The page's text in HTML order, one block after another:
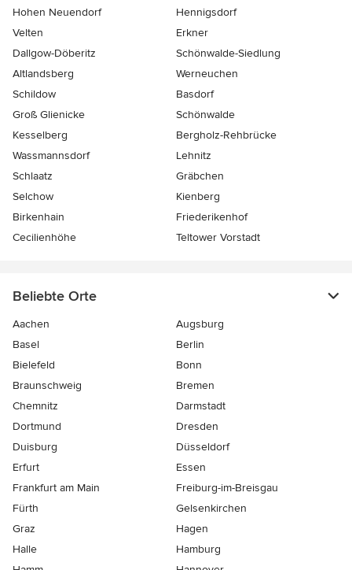
Hohen Neuendorf
Hennigsdorf
Velten
Erkner
Dallgow-Döberitz
Schönwalde-Siedlung
Altlandsberg
Werneuchen
Schildow
Basdorf
Groß Glienicke
Schönwalde
Kesselberg
Bergholz-Rehbrücke
Wassmannsdorf
Lehnitz
Schlaatz
Gräbchen
Selchow
Kienberg
Birkenhain
Friederikenhof
Cecilienhöhe
Teltower Vorstadt
Beliebte Orte
Aachen
Augsburg
Basel
Berlin
Bielefeld
Bonn
Braunschweig
Bremen
Chemnitz
Darmstadt
Dortmund
Dresden
Duisburg
Düsseldorf
Erfurt
Essen
Frankfurt am Main
Freiburg-im-Breisgau
Fürth
Gelsenkirchen
Graz
Hagen
Halle
Hamburg